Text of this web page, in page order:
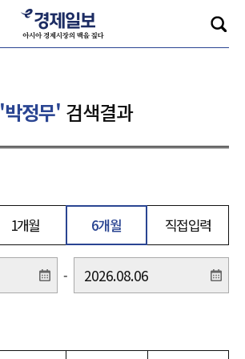
'박정무' 검색결과
1개월 6개월 직접입력
-